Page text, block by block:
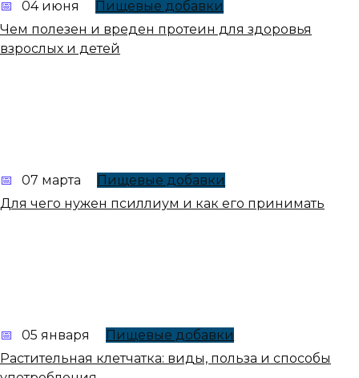
04 июня
Пищевые добавки
Чем полезен и вреден протеин для здоровья
взрослых и детей
07 марта
Пищевые добавки
Для чего нужен псиллиум и как его принимать
05 января
Пищевые добавки
Растительная клетчатка: виды, польза и способы